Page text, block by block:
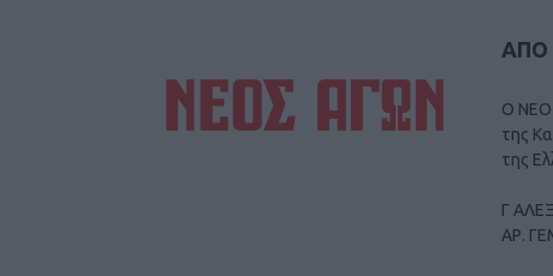
ΑΠΟ
Ο
της
της
Γ
ΑΡ.